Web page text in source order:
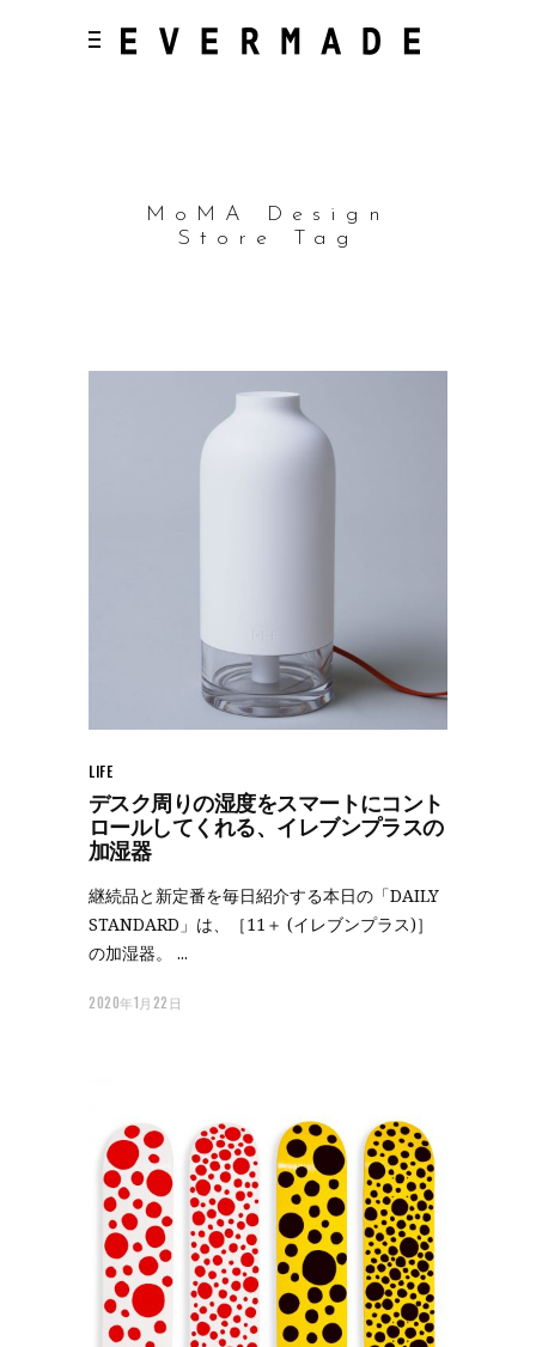
MoMA Design
Store Tag
LIFE
デスク周りの湿度をスマートにコント
ロールしてくれる、イレブンプラスの
加湿器
継続品と新定番を毎日紹介する本日の「DAILY
STANDARD」は、［11＋ (イレブンプラス)］
の加湿器。
2020年1月22日